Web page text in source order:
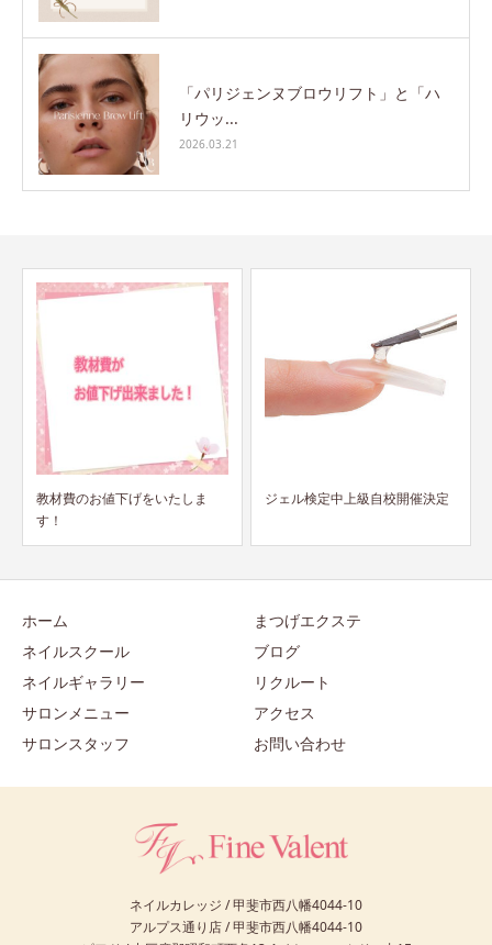
「パリジェンヌブロウリフト」と「ハ
リウッ...
2026.03.21
ジェル検定中上級自校開催決定
まつげパーマって、実際いい
ホーム
ネイルスクール
ネイルギャラリー
サロンメニュー
サロンスタッフ
まつげエクステ
ブログ
リクルート
アクセス
お問い合わせ
ネイルカレッジ / 甲斐市西八幡4044-10
アルプス通り店 / 甲斐市西八幡4044-10